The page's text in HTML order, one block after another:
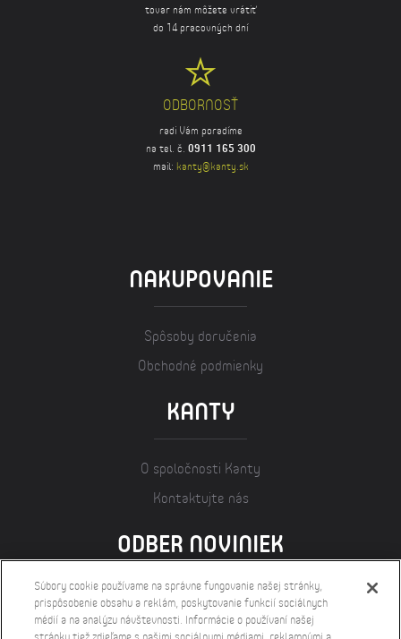
tovar nám môžete vrátiť
do 14 pracovných dní
ODBORNOSŤ
radi Vám poradíme
na tel. č. 0911 165 300
mail: kanty@kanty.sk
NAKUPOVANIE
Spôsoby doručenia
Obchodné podmienky
KANTY
O spoločnosti Kanty
Kontaktujte nás
ODBER NOVINIEK
Súbory cookie používame na správne fungovanie našej stránky,
prispôsobenie obsahu a reklám, poskytovanie funkcií sociálnych
médií a na analýzu návštevnosti. Informácie o používaní našej